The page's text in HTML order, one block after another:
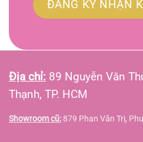
Địa chỉ: 89 Nguyễn Văn
Thạnh, TP. HCM
Showroom cũ: 879 Phan Văn Trị,